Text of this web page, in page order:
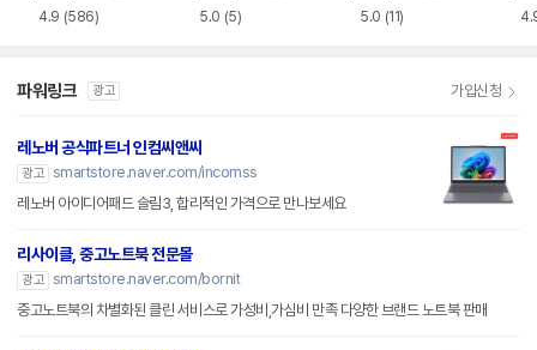
4.9 (586) 5.0 (5) 5.0 (11)
파워링크 광고 가입신청
레노버 공식파트너 인컴씨앤씨
광고 smartstore.naver.com/incomss
레노버 아이디어패드 슬림3, 합리적인 가격으로 만나보세요
리사이클, 중고노트북 전문몰
광고 smartstore.naver.com/bornit
중고노트북의 차별화된 클린 서비스로 가성비,가심비 만족 다양한 브랜드 노트북 판매